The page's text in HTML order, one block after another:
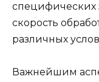
специфических
скорость
различных
Важнейшим